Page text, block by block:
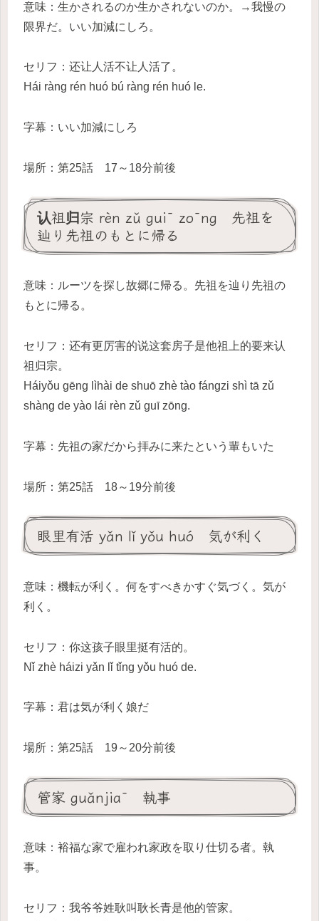
意味：生かされるのか生かされないのか。→我慢の
限界だ。いい加減にしろ。
セリフ：还让人活不让人活了。
Hái ràng rén huó bú ràng rén huó le.
字幕：いい加減にしろ
場所：第25話 17～18分前後
认祖归宗 rèn zǔ guī zōng 先祖を
辿り先祖のもとに帰る
意味：ルーツを探し故郷に帰る。先祖を辿り先祖の
もとに帰る。
セリフ：还有更厉害的说这套房子是他祖上的要来认
祖归宗。
Háiyǒu gēng lìhài de shuō zhè tào fángzi shì tā zǔ
shàng de yào lái rèn zǔ guī zōng.
字幕：先祖の家だから拝みに来たという輩もいた
場所：第25話 18～19分前後
眼里有活 yǎn lǐ yǒu huó 気が利く
意味：機転が利く。何をすべきかすぐ気づく。気が
利く。
セリフ：你这孩子眼里挺有活的。
Nǐ zhè háizi yǎn lǐ tǐng yǒu huó de.
字幕：君は気が利く娘だ
場所：第25話 19～20分前後
管家 guǎnjiā 執事
意味：裕福な家で雇われ家政を取り仕切る者。執
事。
セリフ：我爷爷姓耿叫耿长青是他的管家。